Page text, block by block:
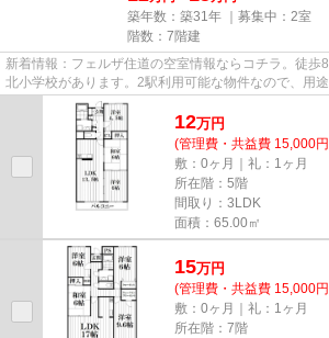
築年数：築31年 ｜募集中： 2室
階数：7階建
新着情報：フェルザ住道の空室情報ならコチラ。徒歩
北小学校があります。2駅利用可能な物件なので、用
選択できます。こちらはマンシ...
12万円
(管理費・共益費 15,000
敷：0ヶ月｜礼：1ヶ月
所在階：5階
間取り：3LDK
面積：65.00㎡
15万円
(管理費・共益費 15,000
敷：0ヶ月｜礼：1ヶ月
所在階：7階